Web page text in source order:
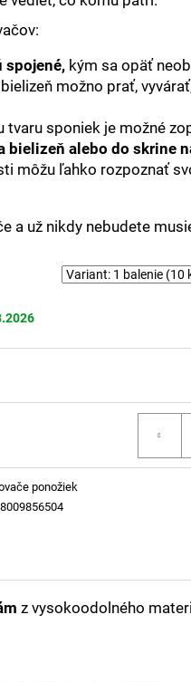
spojené, kým sa opäť
možno prať,
tvaru sponiek je možné
bielizeň alebo do skrine
môžu ľahko rozpoznať
a už nikdy nebudete
ponožiek
z vysokoodolného